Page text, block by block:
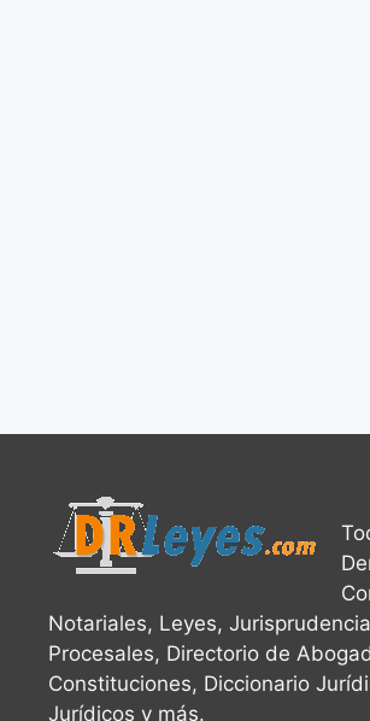
Notariales, Leyes,
Procesales, Directorio de
Constituciones, Diccionario
Jurídicos y más.